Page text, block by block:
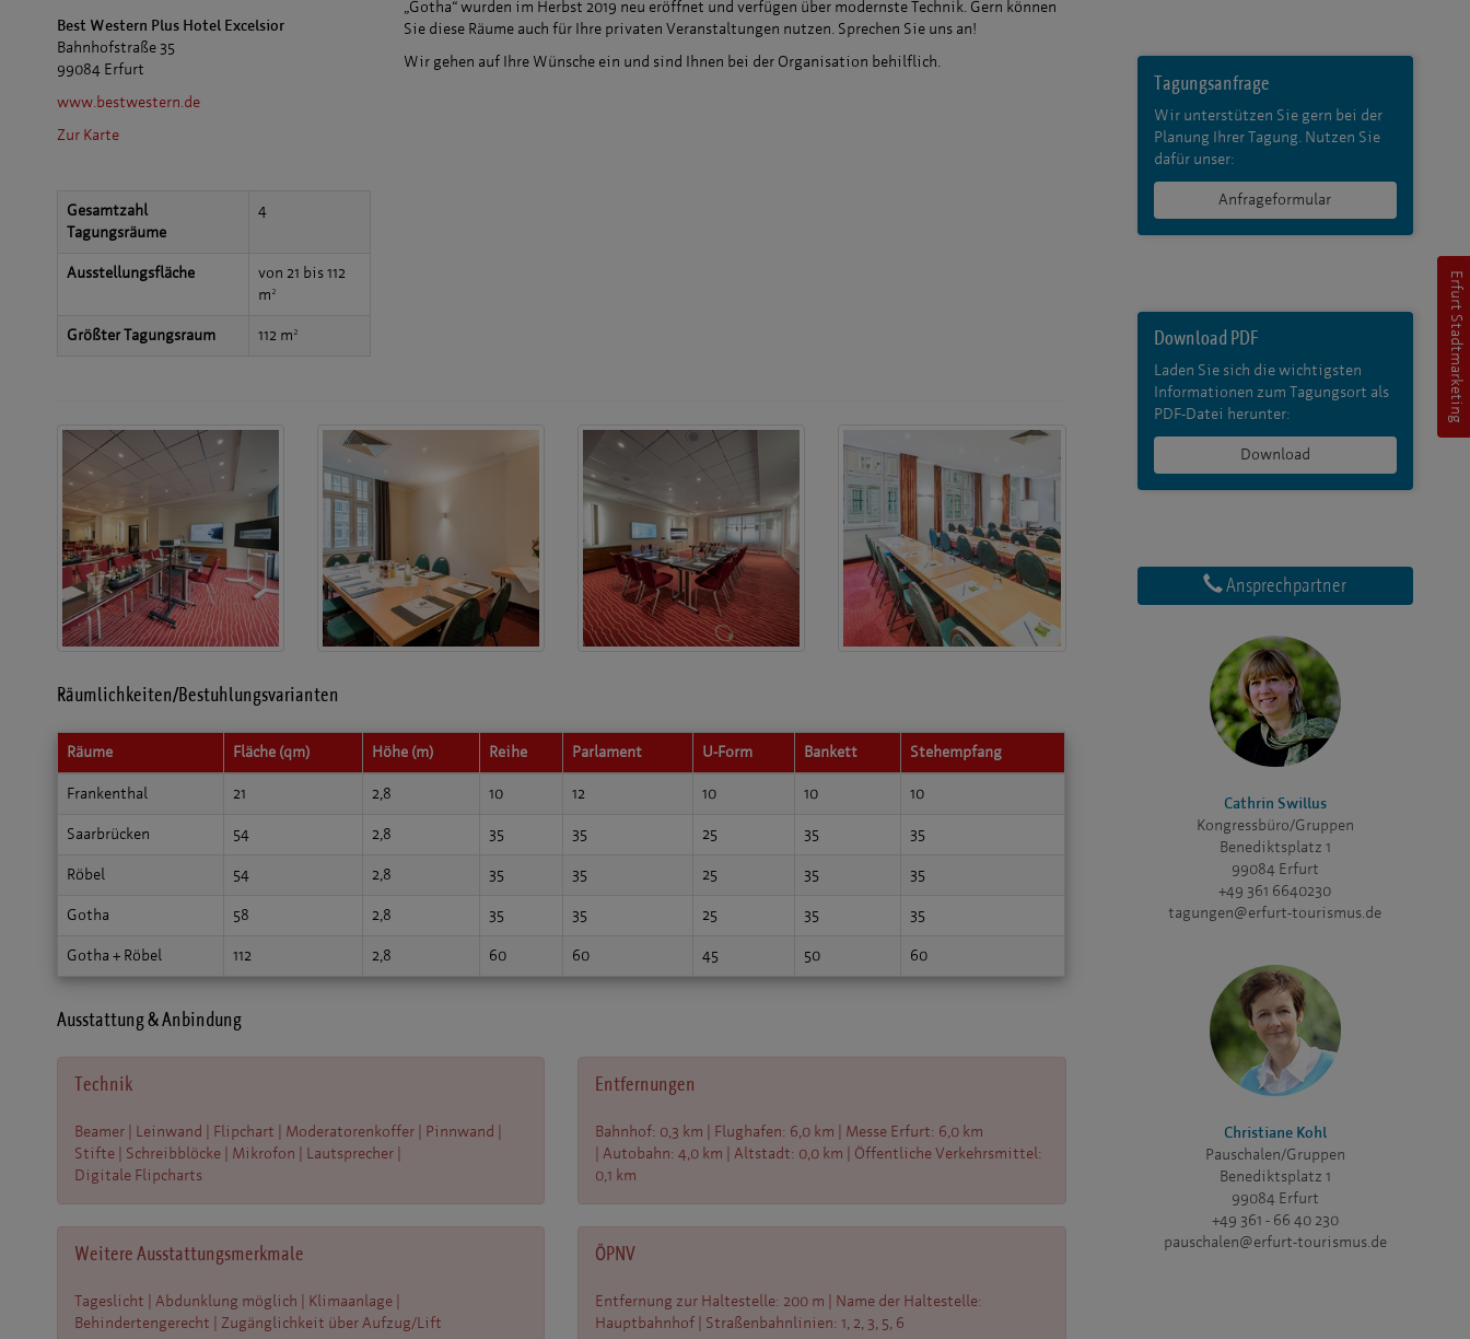
Best Western Plus Hotel Excelsior
Bahnhofstraße 35
99084 Erfurt
www.bestwestern.de
Zur Karte
Gesamtzahl
Tagungsräume
4
Ausstellungsfläche
von 21 bis 112
m²
Größter Tagungsraum 112 m²
„Gotha“ wurden im Herbst 2019 neu eröffnet und verfügen über modernste Technik. Gern können
Sie diese Räume auch für Ihre privaten Veranstaltungen nutzen. Sprechen Sie uns an!
Wir gehen auf Ihre Wünsche ein und sind Ihnen bei der Organisation behilflich.
Räumlichkeiten/Bestuhlungsvarianten
Räume Fläche (qm) Höhe (m) Reihe Parlament U-Form Bankett Stehempfang
Frankenthal 21 2,8 10 12 10 10 10
Saarbrücken 54 2,8 35 35 25 35 35
Röbel 54 2,8 35 35 25 35 35
Gotha 58 2,8 35 35 25 35 35
Gotha + Röbel 112 2,8 60 60 45 50 60
Ausstattung & Anbindung
Technik
Beamer | Leinwand | Flipchart | Moderatorenkoffer | Pinnwand |
Stifte | Schreibblöcke | Mikrofon | Lautsprecher |
Digitale Flipcharts
Weitere Ausstattungsmerkmale
Tageslicht | Abdunklung möglich | Klimaanlage |
Behindertengerecht | Zugänglichkeit über Aufzug/Lift
Entfernungen
Bahnhof: 0,3 km | Flughafen: 6,0 km | Messe Erfurt: 6,0 km
| Autobahn: 4,0 km | Altstadt: 0,0 km | Öffentliche Verkehrsmittel:
0,1 km
ÖPNV
Entfernung zur Haltestelle: 200 m | Name der Haltestelle:
Hauptbahnhof | Straßenbahnlinien: 1, 2, 3, 5, 6
Tagungsanfrage
Wir unterstützen Sie gern bei der
Planung Ihrer Tagung. Nutzen Sie
dafür unser:
Anfrageformular
Download PDF
Laden Sie sich die wichtigsten
Informationen zum Tagungsort als
PDF-Datei herunter:
Download
Ansprechpartner
Cathrin Swillus
Kongressbüro/Gruppen
Benediktsplatz 1
99084 Erfurt
+49 361 6640230
tagungen@erfurt-tourismus.de
Christiane Kohl
Pauschalen/Gruppen
Benediktsplatz 1
99084 Erfurt
+49 361 - 66 40 230
pauschalen@erfurt-tourismus.de
Erfurt Stadtmarketing